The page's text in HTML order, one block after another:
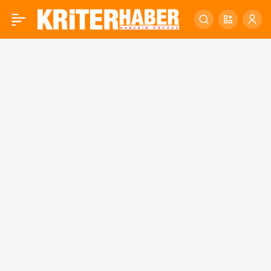
KARESİ BELEDİYESİ 0